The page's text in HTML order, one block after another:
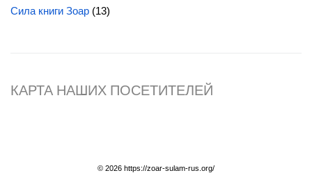
Сила книги Зоар (13)
КАРТА НАШИХ ПОСЕТИТЕЛЕЙ
© 2026 https://zoar-sulam-rus.org/